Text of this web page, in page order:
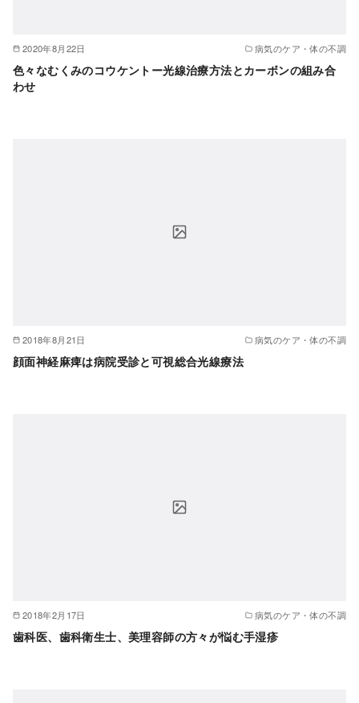
2020年8月22日 病気のケア・体の不調
色々なむくみのコウケントー光線治療方法とカーボンの組み合
わせ
2018年8月21日 病気のケア・体の不調
顔面神経麻痺は病院受診と可視総合光線療法
2018年2月17日 病気のケア・体の不調
歯科医、歯科衛生士、美理容師の方々が悩む手湿疹